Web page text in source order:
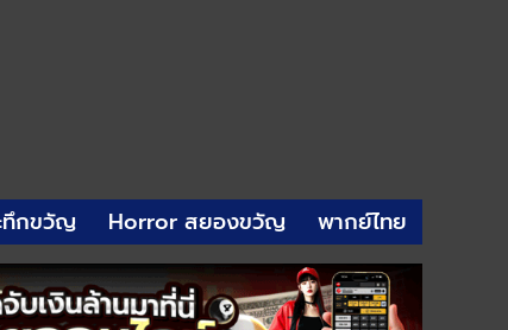
ทึกขวัญ Horror สยองขวัญ พากย์ไทย